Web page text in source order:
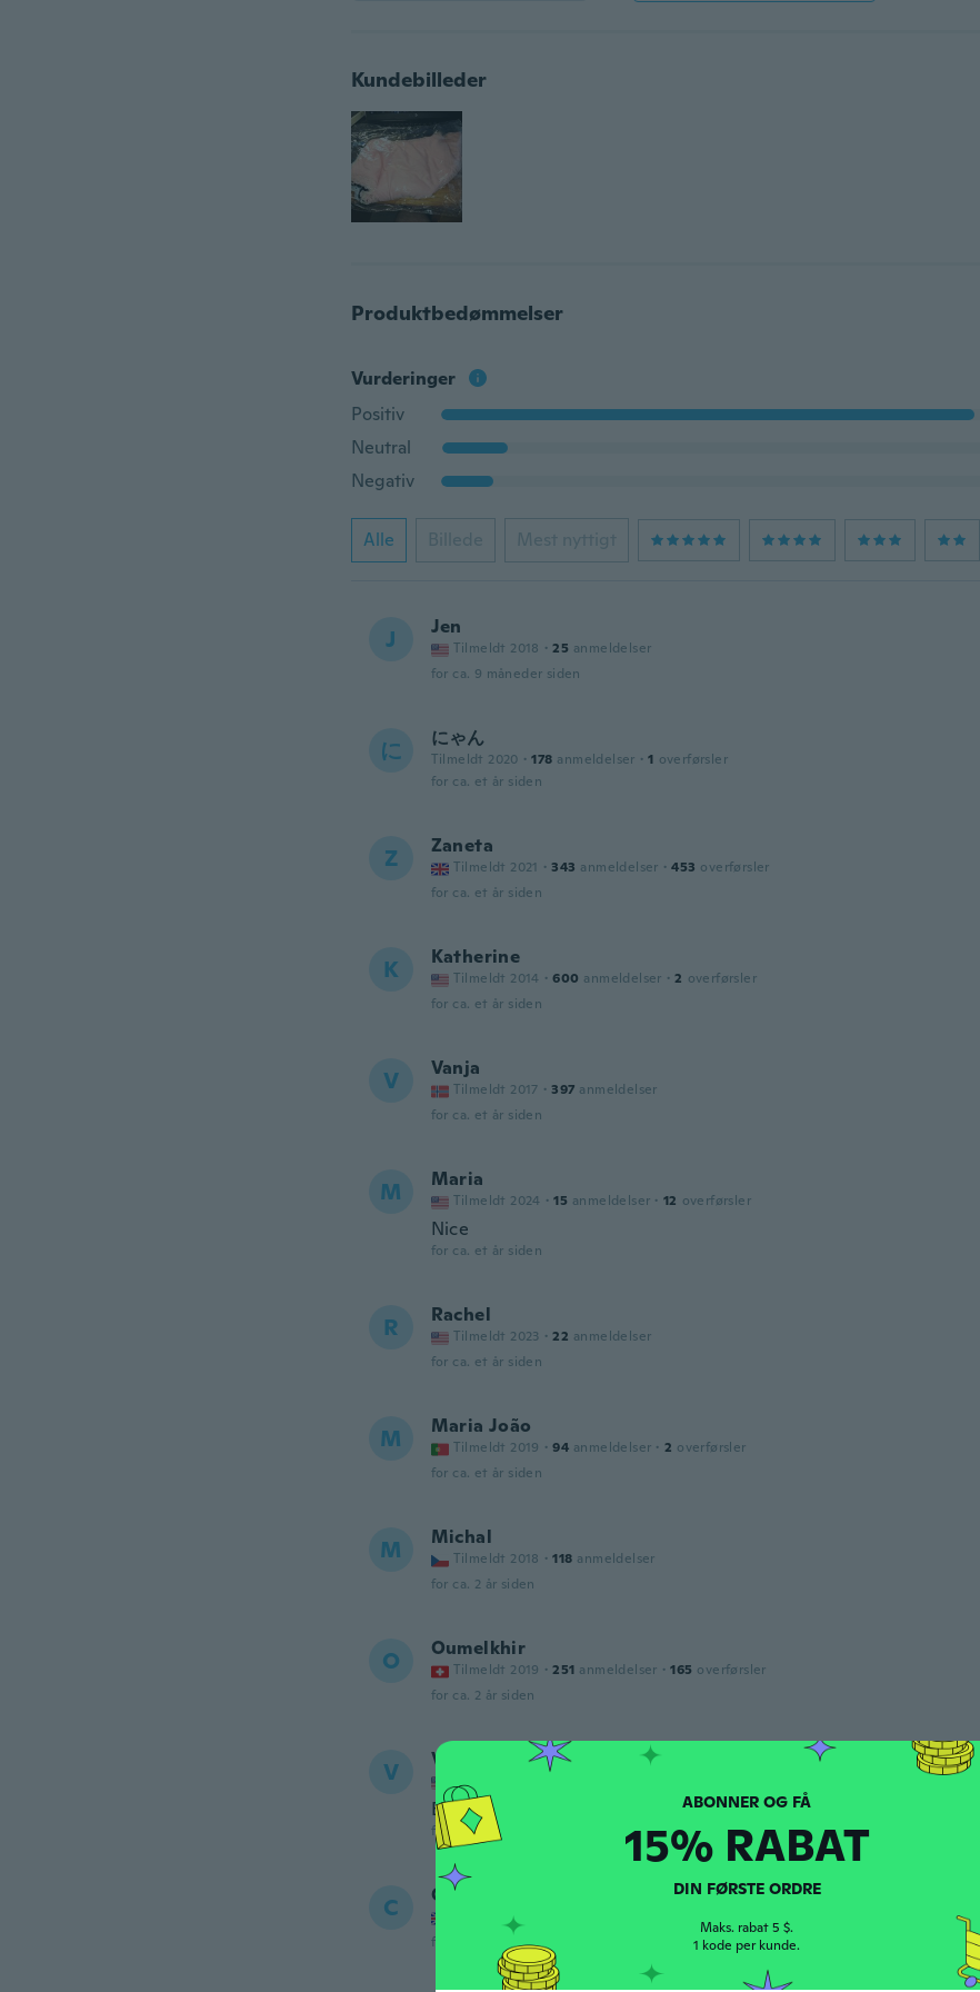
Kundebilleder
Produktbedømmelser
Vurderinger
Positiv
Neutral
Negativ
Alle Billede Mest nyttigt
J Jen
Tilmeldt 2018 · 25 anmeldelser
for ca. 9 måneder siden
に にゃん
Tilmeldt 2020 · 178 anmeldelser · 1 overførsler
for ca. et år siden
Z Zaneta
Tilmeldt 2021 · 343 anmeldelser · 453 overførsler
for ca. et år siden
K Katherine
Tilmeldt 2014 · 600 anmeldelser · 2 overførsler
for ca. et år siden
V Vanja
Tilmeldt 2017 · 397 anmeldelser
for ca. et år siden
M Maria
Tilmeldt 2024 · 15 anmeldelser · 12 overførsler
Nice
for ca. et år siden
R Rachel
Tilmeldt 2023 · 22 anmeldelser
for ca. et år siden
M Maria João
Tilmeldt 2019 · 94 anmeldelser · 2 overførsler
for ca. et år siden
M Michal
Tilmeldt 2018 · 118 anmeldelser
for ca. 2 år siden
O Oumelkhir
Tilmeldt 2019 · 251 anmeldelser · 165 overførsler
for ca. 2 år siden
V Veronica
Tilmeldt 2016
Exelente
for ca. 2 år siden
C Catherine
Tilmeldt 2018
for ca. 2 år siden
15% RABAT
DIN FØRSTE ORDRE
Maks. rabat 5 $.
1 kode per kunde.